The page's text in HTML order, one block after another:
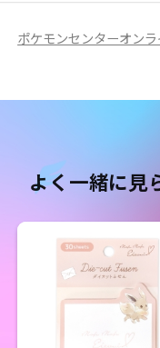
ポケモンセンターオン
よく一緒に見